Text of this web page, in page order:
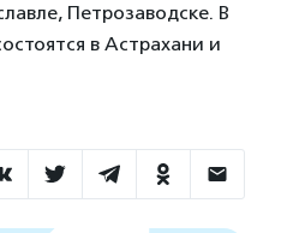
Петрозаводске. В
в Астрахани и